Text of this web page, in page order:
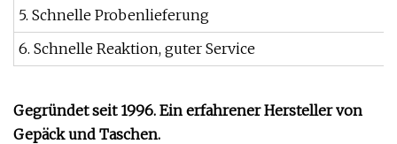
5. Schnelle Probenlieferung
6. Schnelle Reaktion, guter Service
Gegründet seit 1996. Ein erfahrener Hersteller von
Gepäck und Taschen.